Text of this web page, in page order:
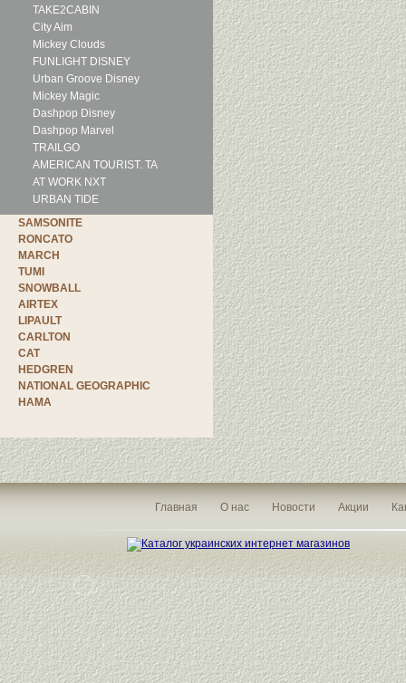
TAKE2CABIN
City Aim
Mickey Clouds
FUNLIGHT DISNEY
Urban Groove Disney
Mickey Magic
Dashpop Disney
Dashpop Marvel
TRAILGO
AMERICAN TOURIST. TA
AT WORK NXT
URBAN TIDE
SAMSONITE
RONCATO
MARCH
TUMI
SNOWBALL
AIRTEX
LIPAULT
CARLTON
CAT
HEDGREN
NATIONAL GEOGRAPHIC
HAMA
Главная О нас Новости Акции